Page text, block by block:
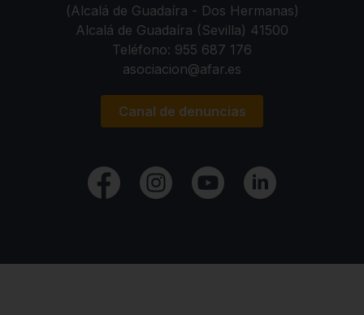
(Alcalá de Guadaíra - Dos Hermanas)
41500 Alcalá de Guadaíra (Sevilla)
Teléfono: 955 687 176
asociacion@afar.es
Canal de denuncias